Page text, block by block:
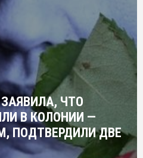
ЧТО
В КОЛОНИИ —
ПОДТВЕРДИЛИ ДВЕ